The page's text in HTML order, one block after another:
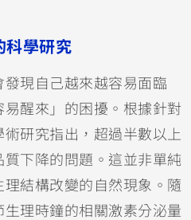
科學研究
現自己越來越容易面臨
易醒來」的困擾。根據針對
研究指出，超過半數以上
下降的問題。這並非單純
結構改變的自然現象。隨
理時鐘的相關激素分泌量